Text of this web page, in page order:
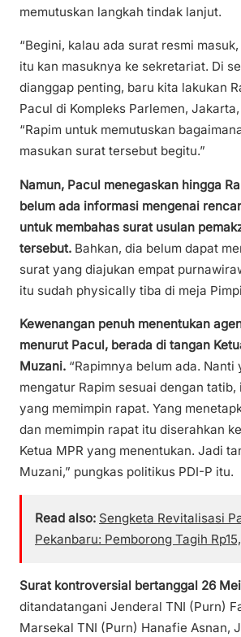
memutuskan langkah tindak lanjut.
“Begini, kalau ada surat resmi
itu kan masuknya ke sekretariat. Di
dianggap penting, baru kita lakukan
Pacul di Kompleks Parlemen,
“Rapim untuk memutuskan
masukan surat tersebut begitu.”
Namun, Pacul menegaskan hingga
belum ada informasi mengenai
untuk membahas surat usulan
tersebut. Bahkan, dia belum dapat
surat yang diajukan empat
itu sudah physically tiba di meja
Kewenangan penuh menentukan
menurut Pacul, berada di tangan
Muzani. “Rapimnya belum ada. Nanti
mengatur Rapim sesuai dengan
yang memimpin rapat. Yang
dan memimpin rapat itu diserahkan
Ketua MPR yang menentukan. Jadi
Muzani,” pungkas politikus PDI-P itu.
Read also: Sengketa Revitalisasi
Pekanbaru: Pemborong Tagih
Surat kontroversial bertanggal 26
ditandatangani Jenderal TNI (Purn)
Marsekal TNI (Purn) Hanafie Asnan,